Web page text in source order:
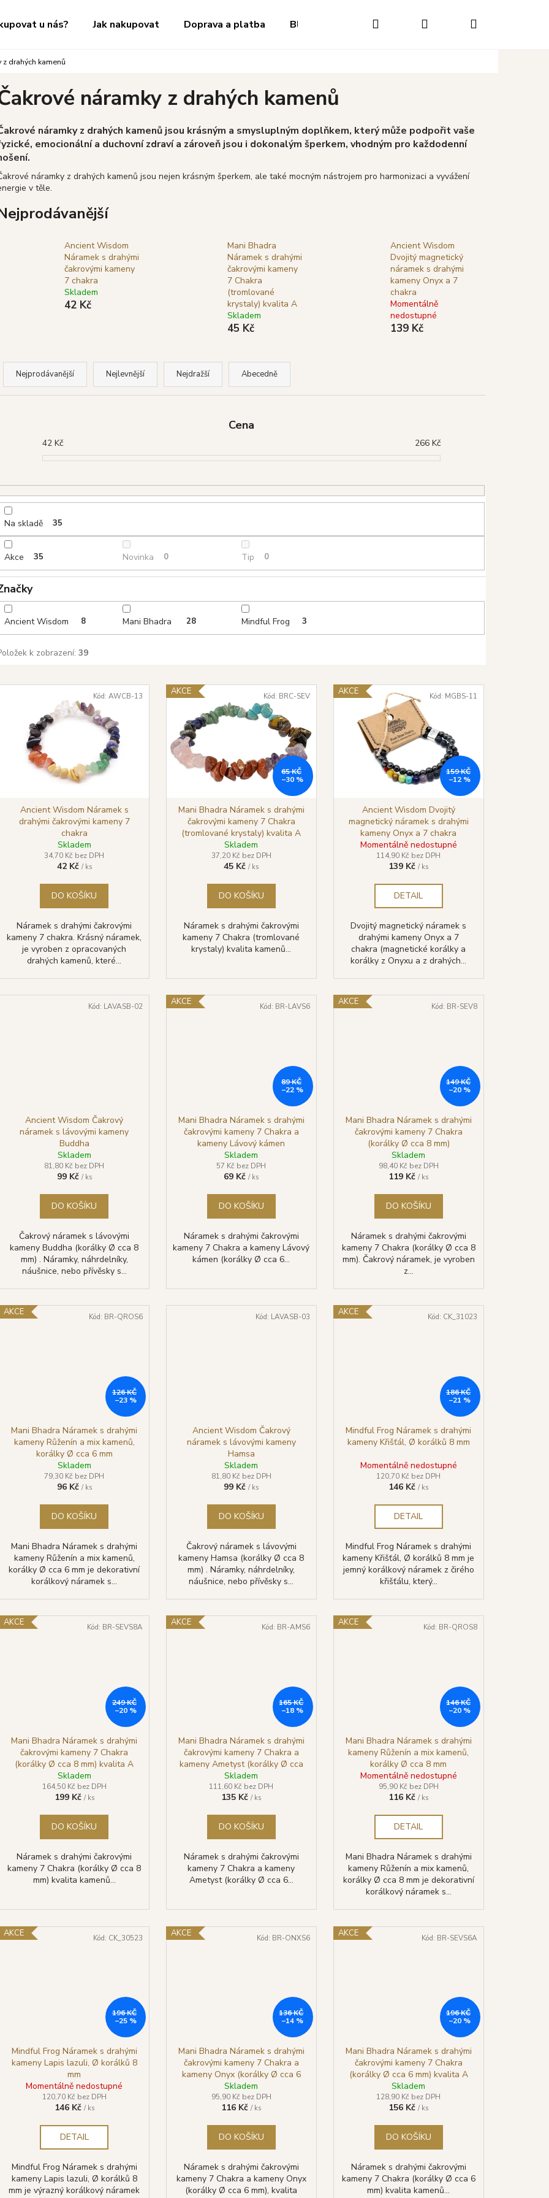
u nás? Jak nakupovat Doprava a platba Blog Hodnocení obchodu Napište nám
Hledat PřihlášeníNákupní
z drahých kamenů
náramky z drahých kamenů
náramky z drahých kamenů jsou krásným a smysluplným doplňkem, který může podpořit vaše
emocionální a duchovní zdraví a zároveň jsou i dokonalým šperkem, vhodným pro každodenní
náramky z drahých kamenů jsou nejen krásným šperkem, ale také mocným nástrojem pro harmonizaci a vyvážení
v těle.
Ancient Wisdom
Náramek s drahými
čakrovými kameny
7 chakra
Skladem
42 Kč
Mani Bhadra
Náramek s drahými
čakrovými kameny
7 Chakra
(tromlované
krystaly) kvalita A
Skladem
45 Kč
Ancient Wisdom
Dvojitý magnetický
náramek s drahými
kameny Onyx a 7
chakra
Momentálně
nedostupné
139 Kč
Nejprodávanější Nejlevnější Nejdražší Abecedně
Cena
42 Kč 266 Kč
Na skladě 35
Akce 35 Novinka 0 Tip 0
Ancient Wisdom 8 Mani Bhadra 28 Mindful Frog 3
k zobrazení: 39
Ancient Wisdom Náramek s
drahými čakrovými kameny 7
chakra
Skladem
34,70 Kč bez DPH
42 Kč / ks
DO KOŠÍKU
Náramek s drahými čakrovými
kameny 7 chakra. Krásný náramek,
je vyroben z opracovaných
drahých kamenů, které...
Kód:AWCB-13 AKCE
65 KČ
–30 %
Mani Bhadra Náramek s drahými
čakrovými kameny 7 Chakra
(tromlované krystaly) kvalita A
Skladem
37,20 Kč bez DPH
45 Kč/ ks
DO KOŠÍKU
Náramek s drahými čakrovými
kameny 7 Chakra (tromlované
krystaly) kvalita kamenů...
Kód: BRC-SEV AKCE
159 KČ
–12 %
Ancient Wisdom Dvojitý
magnetický náramek s drahými
kameny Onyx a 7 chakra
Momentálně nedostupné
114,90 Kč bez DPH
139 Kč/ ks
DETAIL
Dvojitý magnetický náramek s
drahými kameny Onyx a 7
chakra (magnetické korálky a
korálky z Onyxu a z drahých...
Kód: MGBS-11
Ancient Wisdom Čakrový
náramek s lávovými kameny
Buddha
Skladem
81,80 Kč bez DPH
99 Kč / ks
DO KOŠÍKU
Čakrový náramek s lávovými
kameny Buddha (korálky Ø cca 8
mm) . Náramky, náhrdelníky,
náušnice, nebo přívěsky s...
Kód: LAVASB-02 AKCE
89 KČ
–22 %
Mani Bhadra Náramek s drahými
čakrovými kameny 7 Chakra a
kameny Lávový kámen
(korálky Ø cca 6 mm)
Skladem
57 Kč bez DPH
69 Kč/ ks
DO KOŠÍKU
Náramek s drahými čakrovými
kameny 7 Chakra a kameny Lávový
kámen (korálky Ø cca 6...
Kód: BR-LAVS6 AKCE
149 KČ
–20 %
Mani Bhadra Náramek s drahými
čakrovými kameny 7 Chakra
(korálky Ø cca 8 mm)
Skladem
98,40 Kč bez DPH
119 Kč/ ks
DO KOŠÍKU
Náramek s drahými čakrovými
kameny 7 Chakra (korálky Ø cca 8
mm). Čakrový náramek, je vyroben
z...
Kód: BR-SEV8
AKCE
126 KČ
–23 %
Mani Bhadra Náramek s drahými
kameny Růženín a mix kamenů,
korálky Ø cca 6 mm
Skladem
79,30 Kč bez DPH
96 Kč / ks
DO KOŠÍKU
Mani Bhadra Náramek s drahými
kameny Růženín a mix kamenů,
korálky Ø cca 6 mm je dekorativní
korálkový náramek s...
Kód: BR-QROS6
Ancient Wisdom Čakrový
náramek s lávovými kameny
Hamsa
Skladem
81,80 Kč bez DPH
99 Kč/ ks
DO KOŠÍKU
Čakrový náramek s lávovými
kameny Hamsa (korálky Ø cca 8
mm) . Náramky, náhrdelníky,
náušnice, nebo přívěsky s...
Kód: LAVASB-03 AKCE
186 KČ
–21 %
Mindful Frog Náramek s drahými
kameny Křišťál, Ø korálků 8 mm
Momentálně nedostupné
120,70 Kč bez DPH
146 Kč/ ks
DETAIL
Mindful Frog Náramek s drahými
kameny Křišťál, Ø korálků 8 mm je
jemný korálkový náramek z čirého
křišťálu, který...
Kód: CK_31023
AKCE
249 KČ
–20 %
Mani Bhadra Náramek s drahými
čakrovými kameny 7 Chakra
(korálky Ø cca 8 mm) kvalita A
Skladem
164,50 Kč bez DPH
199 Kč / ks
DO KOŠÍKU
Náramek s drahými čakrovými
kameny 7 Chakra (korálky Ø cca 8
mm) kvalita kamenů...
Kód: BR-SEVS8A AKCE
165 KČ
–18 %
Mani Bhadra Náramek s drahými
čakrovými kameny 7 Chakra a
kameny Ametyst (korálky Ø cca
6 mm)
Skladem
111,60 Kč bez DPH
135 Kč/ ks
DO KOŠÍKU
Náramek s drahými čakrovými
kameny 7 Chakra a kameny
Ametyst (korálky Ø cca 6...
Kód: BR-AMS6 AKCE
146 KČ
–20 %
Mani Bhadra Náramek s drahými
kameny Růženín a mix kamenů,
korálky Ø cca 8 mm
Momentálně nedostupné
95,90 Kč bez DPH
116 Kč/ ks
DETAIL
Mani Bhadra Náramek s drahými
kameny Růženín a mix kamenů,
korálky Ø cca 8 mm je dekorativní
korálkový náramek s...
Kód: BR-QROS8
AKCE
196 KČ
–25 %
Mindful Frog Náramek s drahými
kameny Lapis lazuli, Ø korálků 8
mm
Momentálně nedostupné
120,70 Kč bez DPH
146 Kč / ks
DETAIL
Mindful Frog Náramek s drahými
kameny Lapis lazuli, Ø korálků 8
mm je výrazný korálkový náramek
Kód: CK_30523 AKCE
136 KČ
–14 %
Mani Bhadra Náramek s drahými
čakrovými kameny 7 Chakra a
kameny Onyx (korálky Ø cca 6
mm), kvalita A
Skladem
95,90 Kč bez DPH
116 Kč/ ks
DO KOŠÍKU
Náramek s drahými čakrovými
kameny 7 Chakra a kameny Onyx
(korálky Ø cca 6 mm), kvalita
Kód: BR-ONXS6 AKCE
196 KČ
–20 %
Mani Bhadra Náramek s drahými
čakrovými kameny 7 Chakra
(korálky Ø cca 6 mm) kvalita A
Skladem
128,90 Kč bez DPH
156 Kč/ ks
DO KOŠÍKU
Náramek s drahými čakrovými
kameny 7 Chakra (korálky Ø cca 6
mm) kvalita kamenů...
Kód: BR-SEVS6A
Co potřebujete najít?
Následující
VONNÉ TYČINKY NAG
16 G
SHRINIVAS SATYA VONNÉ TYČINKY
WHITE SAGE (BÍLÁ ŠALVĚJ), 15 G
Původně:39 Kč